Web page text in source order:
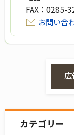
FAX： 0285-
お問い合
広
カテゴリー